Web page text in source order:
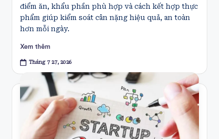
điểm ăn, khẩu phần phù hợp và cách kết hợp thực
phẩm giúp kiểm soát cân nặng hiệu quả, an toàn
hơn mỗi ngày.
Xem thêm
Tháng 7 27, 2026